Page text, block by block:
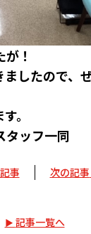
！
したので、
。
フ一同
事 次の記事
記事一覧へ